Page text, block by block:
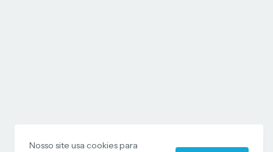
Nosso site usa cookies para